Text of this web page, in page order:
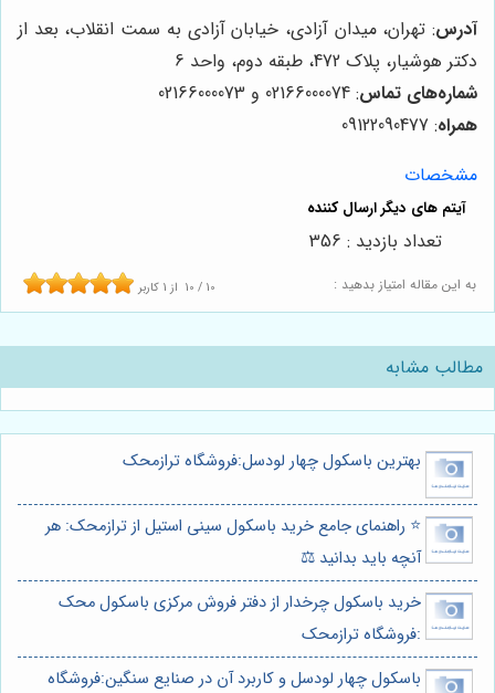
آدرس: تهران، میدان آزادی، خیابان آزادی به سمت انقلاب، بعد از
دکتر هوشیار، پلاک 472، طبقه دوم، واحد 6
شماره‌های تماس: 02166000074 و 02166000073
همراه: 09122090477
مشخصات
به این مقاله امتیاز بدهید : 10 / 10 از 1 کاربر
تعداد بازدید : 356
مطالب مشابه
بهترین باسکول چهار لودسل:فروشگاه ترازمحک
⭐️ راهنمای جامع خرید باسکول سینی استیل از ترازمحک: هر
آنچه باید بدانید ⚖️
خرید باسکول چرخدار از دفتر فروش مرکزی باسکول محک
:فروشگاه ترازمحک
باسکول چهار لودسل و کاربرد آن در صنایع سنگین:فروشگاه